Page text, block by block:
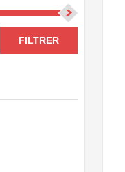
FILTRER